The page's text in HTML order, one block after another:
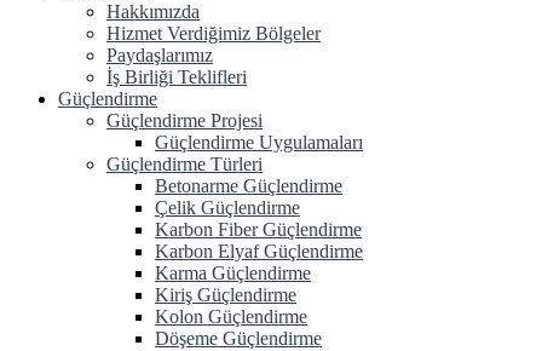
Hakkımızda
Hizmet Verdiğimiz Bölgeler
Paydaşlarımız
İş Birliği Teklifleri
Güçlendirme
Güçlendirme Projesi
Güçlendirme Uygulamaları
Güçlendirme Türleri
Betonarme Güçlendirme
Çelik Güçlendirme
Karbon Fiber Güçlendirme
Karbon Elyaf Güçlendirme
Karma Güçlendirme
Kiriş Güçlendirme
Kolon Güçlendirme
Döşeme Güçlendirme